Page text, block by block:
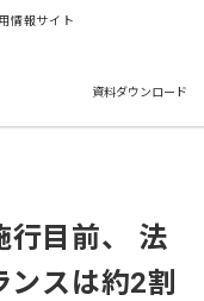
情報サイト
資料ダウンロード
行目前、 法
スは約2割